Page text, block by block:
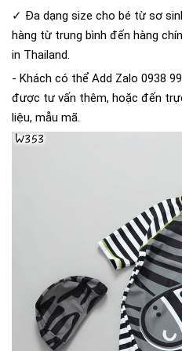
✓ Đa dạng size cho bé từ sơ
hàng từ trung bình đến hàng
in Thailand.
- Khách có thể Add Zalo 0938
được tư vấn thêm, hoặc đến
liệu, mẫu mã.